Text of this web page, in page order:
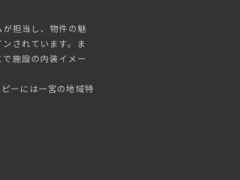
担当し、物件の魅
されています。ま
施設の内装イメー
ーには一宮の地域特